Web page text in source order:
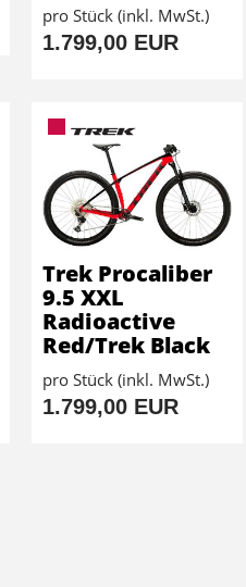
pro Stück (inkl. MwSt.)
1.799,00 EUR
Trek Procaliber
9.5 XXL
Radioactive
Red/Trek Black
pro Stück (inkl. MwSt.)
1.799,00 EUR